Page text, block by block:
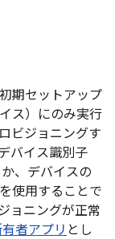
期セットアップ
ス）にのみ実行
ビジョニングす
バイス識別子
、デバイスの
使用することで
ョニングが正常
者アプリ とし